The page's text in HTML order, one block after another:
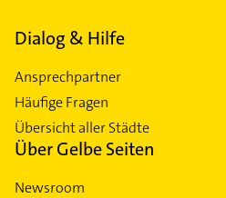
Dialog & Hilfe
Ansprechpartner
Häufige Fragen
Übersicht aller Städte
Über Gelbe Seiten
Newsroom